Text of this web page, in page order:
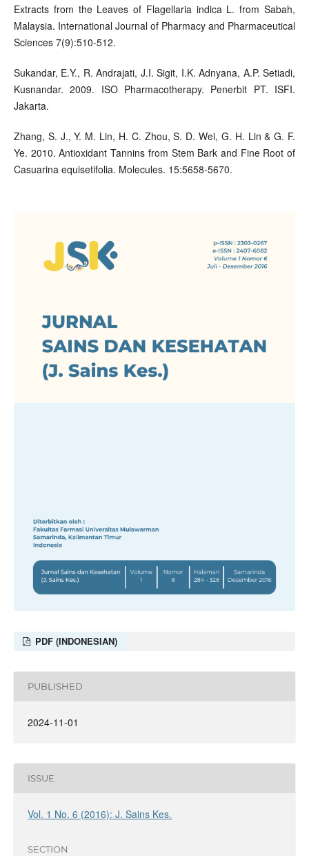
Extracts from the Leaves of Flagellaria indica L. from Sabah,
Malaysia. International Journal of Pharmacy and Pharmaceutical
Sciences 7(9):510-512.
Sukandar, E.Y., R. Andrajati, J.I. Sigit, I.K. Adnyana, A.P. Setiadi,
Kusnandar. 2009. ISO Pharmacotherapy. Penerbit PT. ISFI.
Jakarta.
Zhang, S. J., Y. M. Lin, H. C. Zhou, S. D. Wei, G. H. Lin & G. F.
Ye. 2010. Antioxidant Tannins from Stem Bark and Fine Root of
Casuarina equisetifolia. Molecules. 15:5658-5670.
PDF (INDONESIAN)
PUBLISHED
2024-11-01
ISSUE
Vol. 1 No. 6 (2016): J. Sains Kes.
SECTION